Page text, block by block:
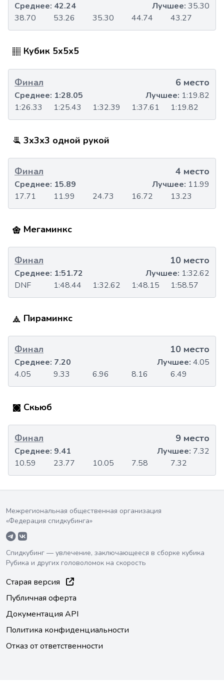
38.70 53.26 35.30 44.74 43.27
Среднее: 42.24 Лучшее: 35.30
Кубик 5x5x5
Финал 6 место
1:26.33 1:25.43 1:32.39 1:37.61 1:19.82
Среднее: 1:28.05 Лучшее: 1:19.82
3x3x3 одной рукой
Финал 4 место
17.71 11.99 24.73 16.72 13.23
Среднее: 15.89 Лучшее: 11.99
Мегаминкс
Финал 10 место
DNF 1:48.44 1:32.62 1:48.15 1:58.57
Среднее: 1:51.72 Лучшее: 1:32.62
Пираминкс
Финал 10 место
4.05 9.33 6.96 8.16 6.49
Среднее: 7.20 Лучшее: 4.05
Скьюб
Финал 9 место
10.59 23.77 10.05 7.58 7.32
Среднее: 9.41 Лучшее: 7.32
Межрегиональная общественная организация
«Федерация спидкубинга»
Спидкубинг — увлечение, заключающееся в сборке кубика
Рубика и других головоломок на скорость
Старая версия
Публичная оферта
Документация API
Политика конфиденциальности
Отказ от ответственности